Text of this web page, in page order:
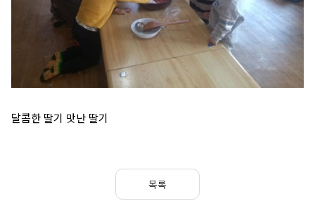
달콤한 딸기 맛난 딸기
목록